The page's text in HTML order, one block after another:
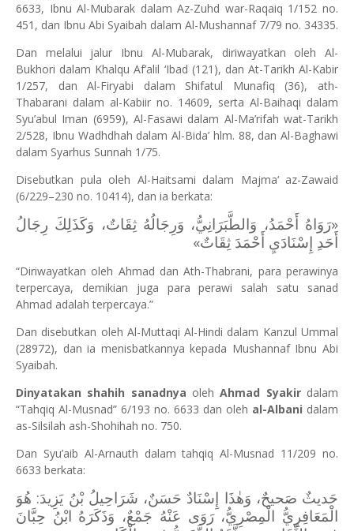
6633, Ibnu Al-Mubarak dalam Az-Zuhd war-Raqaiq 1/152 no.
451, dan Ibnu Abi Syaibah dalam Al-Mushannaf 7/79 no. 34335.
Dan melalui jalur Ibnu Al-Mubarak, diriwayatkan oleh Al-
Bukhori dalam Khalqu Af’alil ‘Ibad (121), dan At-Tarikh Al-Kabir
1/257, dan Al-Firyabi dalam Shifatul Munafiq (36), ath-
Thabarani dalam al-Kabiir no. 14609, serta Al-Baihaqi dalam
Syu’abul Iman (6959), Al-Fasawi dalam Al-Ma’rifah wat-Tarikh
2/528, Ibnu Wadhdhah dalam Al-Bida’ hlm. 88, dan Al-Baghawi
dalam Syarhus Sunnah 1/75.
Disebutkan pula oleh Al-Haitsami dalam Majma‘ az-Zawaid
(6/229–230 no. 10414), dan ia berkata:
«رَوَاهُ أَحْمَدُ، وَالطَّبَرَانِيُّ، ‌وَرِجَالُهُ ‌ثِقَاتٌ، ‌وَكَذَلِكَ ‌رِجَالُ
‌أَحَدِ ‌إِسْنَادَيِ ‌أَحْمَدَ ‌ثِقَاتٌ»
“Diriwayatkan oleh Ahmad dan Ath-Thabrani, para perawinya
terpercaya, demikian juga para perawi salah satu sanad
Ahmad adalah terpercaya.”
Dan disebutkan oleh Al-Muttaqi Al-Hindi dalam Kanzul Ummal
(28972), dan ia menisbatkannya kepada Mushannaf Ibnu Abi
Syaibah.
Dinyatakan shahih sanadnya olehAhmad Syakirdalam
“Tahqiq Al-Musnad” 6/193 no. 6633 dan oleh al-Albani dalam
as-Silsilah ash-Shohihah no. 750.
Dan Syu’aib Al-Arnauth dalam tahqiq Al-Musnad 11/209 no.
6633 berkata:
حَديثٌ صَحيحٌ، وَهٰذَا إِسْنَادٌ حَسَنٌ، شَرَاحِيلُ بْنُ يَزِيدَ: هُوَ
الْمَعَافِرِيُّ الْمِصْرِيُّ، رَوَى عَنْهُ جَمْعٌ، وَذَكَرَهُ ابْنُ حِبَّانَ